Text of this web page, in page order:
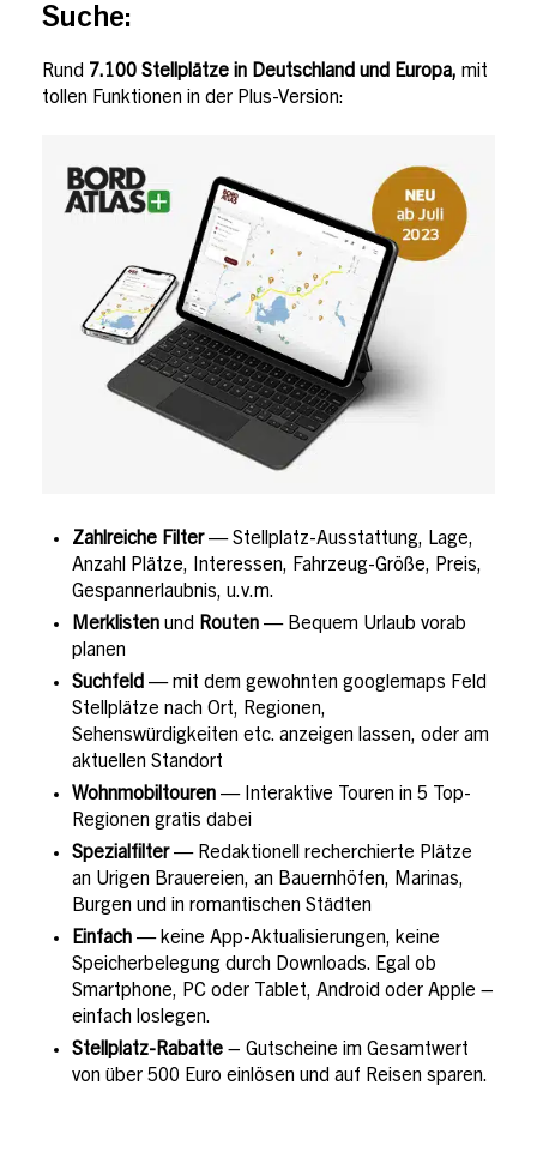
Suche:
Rund 7.100 Stellplätze in Deutschland und Europa, mit
tollen Funktionen in der Plus-Version:
Zahlreiche Filter— Stellplatz-Ausstattung, Lage,
Anzahl Plätze, Interessen, Fahrzeug-Größe, Preis,
Gespannerlaubnis, u.v.m.
Merklisten und Routen — Bequem Urlaub vorab
planen
Suchfeld — mit dem gewohnten googlemaps Feld
Stellplätze nach Ort, Regionen,
Sehenswürdigkeiten etc. anzeigen lassen, oder am
aktuellen Standort
Wohnmobiltouren — Interaktive Touren in 5 Top-
Regionen gratis dabei
Spezialfilter— Redaktionell recherchierte Plätze
an Urigen Brauereien, an Bauernhöfen, Marinas,
Burgen und in romantischen Städten
Einfach — keine App-Aktualisierungen, keine
Speicherbelegung durch Downloads. Egal ob
Smartphone, PC oder Tablet, Android oder Apple –
einfach loslegen.
Stellplatz-Rabatte – Gutscheine im Gesamtwert
von über 500 Euro einlösen und auf Reisen sparen.